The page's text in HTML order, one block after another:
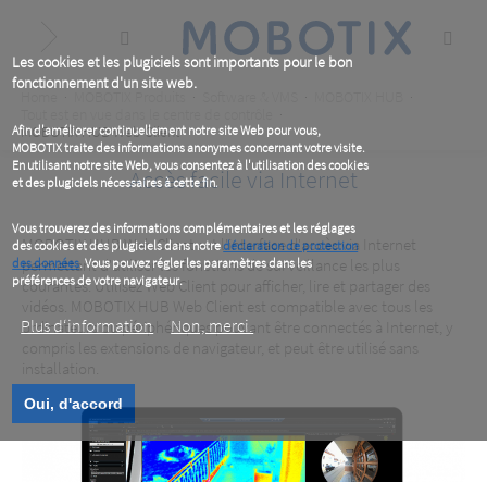
Les cookies et les plugiciels sont importants pour le bon
fonctionnement d'un site web.
Afin d'améliorer continuellement notre site Web pour vous,
MOBOTIX traite des informations anonymes concernant votre visite.
En utilisant notre site Web, vous consentez à l'utilisation des cookies
et des plugiciels nécessaires à cette fin.
Vous trouverez des informations complémentaires et les réglages
des cookies et des plugiciels dans notredéclaration de protection
des données. Vous pouvez régler les paramètres dans les
préférences de votre navigateur.
Plus d‘information Non, merci.
Oui, d'accord
content
MOBOTIX HUB Web ClientMOBOTIX HUB Web Client
Accès facile via Internet
MOBOTIX HUB Web Client est l'interface d'accès via Internet
permettant d'utiliser les fonctions de surveillance les plus
courantes. Utilisez Web Client pour afficher, lire et partager des
vidéos. MOBOTIX HUB Web Client est compatible avec tous les
ordinateurs ou périphériques pouvant être connectés à Internet, y
compris les extensions de navigateur, et peut être utilisé sans
installation.